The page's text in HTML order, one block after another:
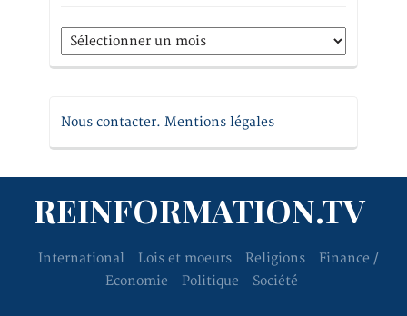
Archives
Nous contacter. Mentions légales
REINFORMATION.TV
International Lois et moeurs Religions
Finance /
Economie
Politique Société